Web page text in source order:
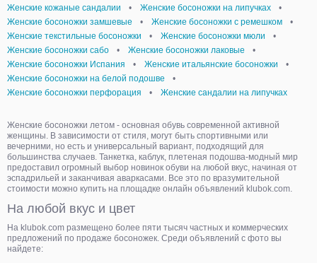
Женские кожаные сандалии
• Женские босоножки на липучках
•
Женские босоножки замшевые
• Женские босоножки с ремешком
•
Женские текстильные босоножки
• Женские босоножки мюли
•
Женские босоножки сабо
• Женские босоножки лаковые
•
Женские босоножки Испания
• Женские итальянские босоножки
•
Женские босоножки на белой подошве
•
Женские босоножки перфорация
• Женские сандалии на липучках
Женские босоножки летом - основная обувь современной активной
женщины. В зависимости от стиля, могут быть спортивными или
вечерними, но есть и универсальный вариант, подходящий для
большинства случаев. Танкетка, каблук, плетеная подошва-модный мир
предоставил огромный выбор новинок обуви на любой вкус, начиная от
эспадрильей и заканчивая аваркасами. Все это по вразумительной
стоимости можно купить на площадке онлайн объявлений klubok.com.
На любой вкус и цвет
На klubok.com размещено более пяти тысяч частных и коммерческих
предложений по продаже босоножек. Среди объявлений с фото вы
найдете: